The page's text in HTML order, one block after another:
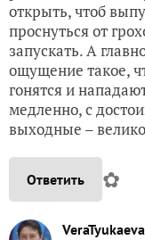
открыть, чтоб
проснуться от
запускать. А
ощущение такое,
гонятся и
медленно, с
выходные –
Ответить ✿
VeraTyukaeva